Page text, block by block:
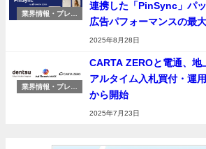
業界情報・プレス
連携した「PinSync」パ
広告パフォーマンスの最
2025年8月28日
業界情報・プレス
CARTA ZEROと電通、地
アルタイム入札買付・運
から開始
2025年7月23日